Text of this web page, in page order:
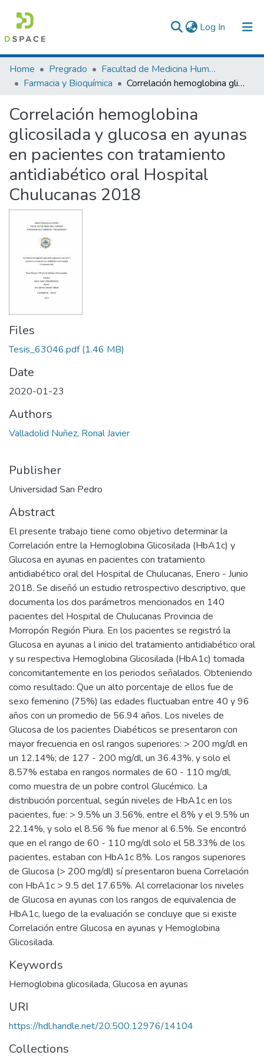
Log In (current)
Communities & Collections
All of DSpace
Statistics
Home Pregrado
Facultad de Medicina Humana
Farmacia y Bioquímica
Correlación hemoglobina glicosilada y glucosa en ayunas en pacientes con tratamiento antidiabético oral Hospital Chulucanas 2018
Correlación hemoglobina
glicosilada y glucosa en ayunas
en pacientes con tratamiento
antidiabético oral Hospital
Chulucanas 2018
Files
Tesis_63046.pdf(1.46 MB)
Date
2020-01-23
Authors
Valladolid Nuñez, Ronal Javier
Publisher
Universidad San Pedro
Abstract
El presente trabajo tiene como objetivo determinar la
Correlación entre la Hemoglobina Glicosilada (HbA1c) y
Glucosa en ayunas en pacientes con tratamiento
antidiabético oral del Hospital de Chulucanas, Enero - Junio
2018. Se diseñó un estudio retrospectivo descriptivo, que
documenta los dos parámetros mencionados en 140
pacientes del Hospital de Chulucanas Provincia de
Morropón Región Piura. En los pacientes se registró la
Glucosa en ayunas a l inicio del tratamiento antidiabético oral
y su respectiva Hemoglobina Glicosilada (HbA1c) tomada
concomitantemente en los periodos señalados. Obteniendo
como resultado: Que un alto porcentaje de ellos fue de
sexo femenino (75%) las edades fluctuaban entre 40 y 96
años con un promedio de 56.94 años. Los niveles de
Glucosa de los pacientes Diabéticos se presentaron con
mayor frecuencia en osl rangos superiores: > 200 mg/dl en
un 12.14%; de 127 - 200 mg/dl, un 36.43%, y solo el
8.57% estaba en rangos normales de 60 - 110 mg/dl,
como muestra de un pobre control Glucémico. La
distribución porcentual, según niveles de HbA1c en los
pacientes, fue: > 9.5% un 3.56%, entre el 8% y el 9.5% un
22.14%, y solo el 8.56 % fue menor al 6.5%. Se encontró
que en el rango de 60 - 110 mg/dl solo el 58.33% de los
pacientes, estaban con HbA1c 8%. Los rangos superiores
de Glucosa (> 200 mg/dl) sí presentaron buena Correlación
con HbA1c > 9.5 del 17.65%. Al correlacionar los niveles
de Glucosa en ayunas con los rangos de equivalencia de
HbA1c, luego de la evaluación se concluye que si existe
Correlación entre Glucosa en ayunas y Hemoglobina
Glicosilada.
Keywords
Hemoglobina glicosilada, Glucosa en ayunas
URI
https://hdl.handle.net/20.500.12976/14104
Collections